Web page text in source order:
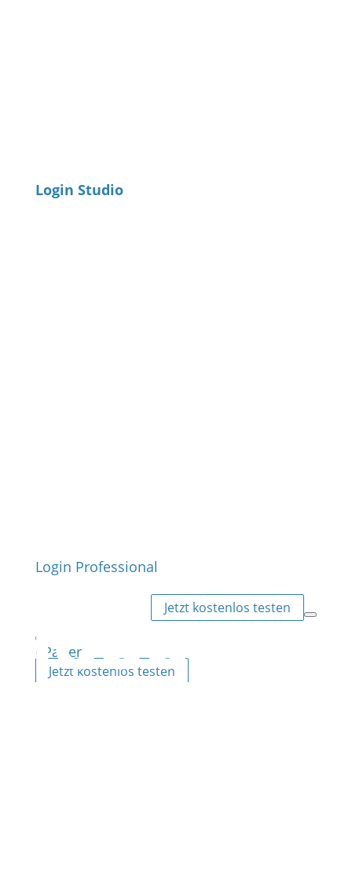
Login Studio
Login Professional
Jetzt kostenlos testen
ePaper
Jetzt kostenlos testen